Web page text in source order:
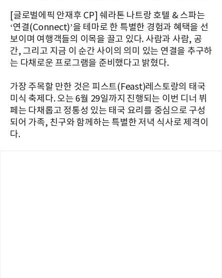
[글로벌에픽 안재후 CP] 쉐라톤 나트랑 호텔 & 스파는
‘연결(Connect)’을 테마로 한 특별한 경험과 혜택을 선
보이며 여행객들의 이목을 끌고 있다. 사람과 사람, 공
간, 그리고 지금 이 순간 사이의 의미 있는 연결을 추구하
는 다채로운 프로그램을 준비했다고 밝혔다.
가장 주목할 만한 것은 피스트(Feast)레스토랑의 태국
미식 축제다. 오는 6월 29일까지 진행되는 이번 디너 뷔
페는 다채롭고 정통성 있는 태국 요리를 중심으로 구성
되어 가족, 친구와 함께하는 특별한 저녁 식사로 제격이
다.